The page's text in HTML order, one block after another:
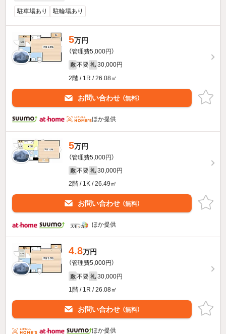
駐車場あり 駐輪場あり
5万円
（管理費5,000円）
敷 不要 礼 30,000円
2階 / 1R / 26.08㎡
お問い合わせ （無料）
ほか提供
5万円
（管理費5,000円）
敷 不要 礼 30,000円
2階 / 1K / 26.49㎡
お問い合わせ （無料）
ほか提供
4.8万円
（管理費5,000円）
敷 不要 礼 30,000円
1階 / 1R / 26.08㎡
お問い合わせ （無料）
ほか提供